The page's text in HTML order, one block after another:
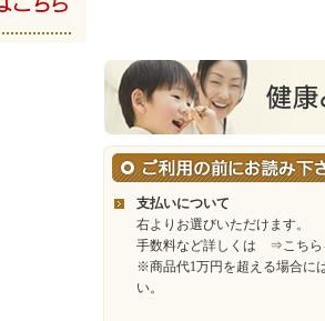
支払いについて
右よりお選びいただけます。
手数料など詳しくは ⇒こちら
※商品代1万円を超える場合に
い。